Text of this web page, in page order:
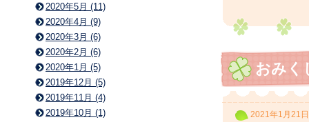
おみく
2021年1月21日
2020年5月 (11)
2020年4月 (9)
2020年3月 (6)
2020年2月 (6)
2020年1月 (5)
2019年12月 (5)
2019年11月 (4)
2019年10月 (1)